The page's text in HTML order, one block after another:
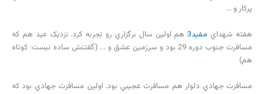
پرکار و …
هفته شهداي مفيد3 هم اولين سال برگزاري رو تجربه کرد. نزديک عيد هم که
مسافرت جنوب دوره 29 بود و سرزمين عشق و … (گفتنش ساده نيست؛ کوتاه
هم)
مسافرت جهادي دلوار هم مسافرت عجيبي بود. اولين مسافرت جهادي بود که